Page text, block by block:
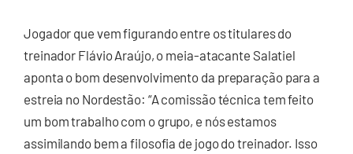
Jogador que vem figurando entre os titulares do
treinador Flávio Araújo, o meia-atacante Salatiel
aponta o bom desenvolvimento da preparação para a
estreia no Nordestão: “A comissão técnica tem feito
um bom trabalho com o grupo, e nós estamos
assimilando bem a filosofia de jogo do treinador. Isso